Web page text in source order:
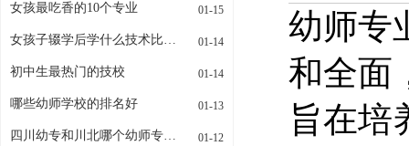
女孩最吃香的10个专业 01-15
女孩子辍学后学什么技术比较好 01-14
初中生最热门的技校 01-14
哪些幼师学校的排名好 01-13
四川幼专和川北哪个幼师专业更好 01-12
幼师专
和全面
旨在培